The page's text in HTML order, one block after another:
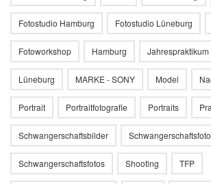
Fotostudio Hamburg Fotostudio Lüneburg
Fotoworkshop Hamburg Jahrespraktikum
Lüneburg MARKE - SONY Model
Portrait Portraitfotografie Portraits
Schwangerschaftsbilder
Schwangerschaftsfotos Shooting TFP